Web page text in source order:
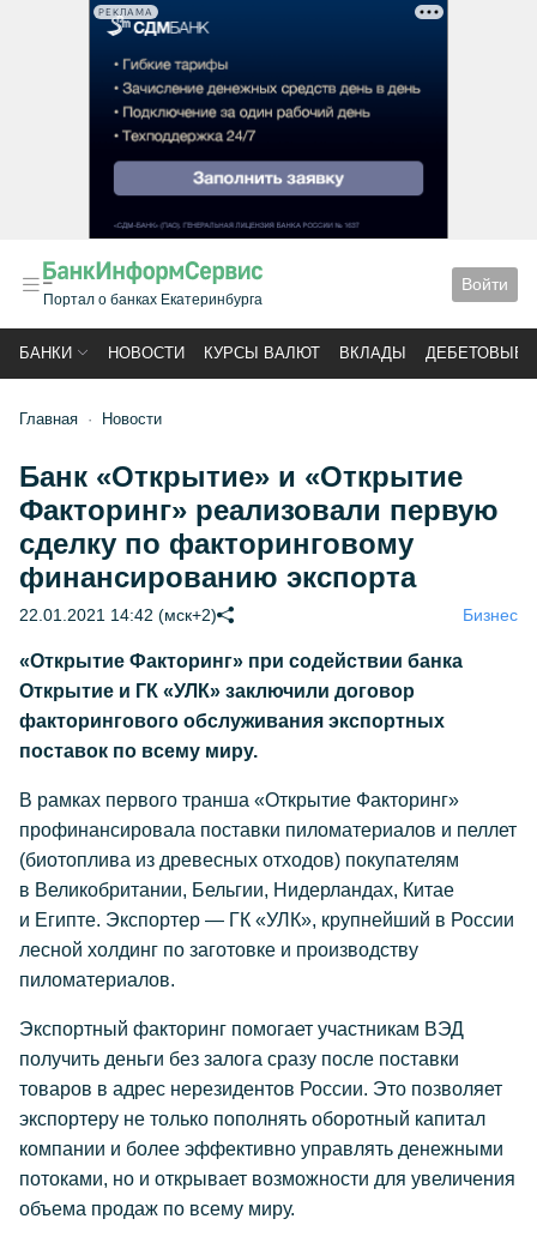
РЕКЛАМА
Портал о банках Екатеринбурга
Войти
БАНКИ НОВОСТИ КУРСЫ ВАЛЮТ ВКЛАДЫ ДЕБЕТОВЫЕ
Главная Новости
Банк «Открытие» и «Открытие
Факторинг» реализовали первую
сделку по факторинговому
финансированию экспорта
22.01.2021 14:42 (мск+2) Бизнес
«Открытие Факторинг» при содействии банка
Открытие и ГК «УЛК» заключили договор
факторингового обслуживания экспортных
поставок по всему миру.
В рамках первого транша «Открытие Факторинг»
профинансировала поставки пиломатериалов и пеллет
(биотоплива из древесных отходов) покупателям
в Великобритании, Бельгии, Нидерландах, Китае
и Египте. Экспортер — ГК «УЛК», крупнейший в России
лесной холдинг по заготовке и производству
пиломатериалов.
Экспортный факторинг помогает участникам ВЭД
получить деньги без залога сразу после поставки
товаров в адрес нерезидентов России. Это позволяет
экспортеру не только пополнять оборотный капитал
компании и более эффективно управлять денежными
потоками, но и открывает возможности для увеличения
объема продаж по всему миру.